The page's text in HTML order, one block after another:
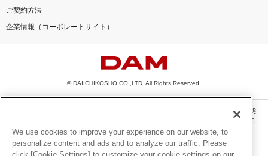
ご契約方法
企業情報（コーポレートサイト）
© DAIICHIKOSHO CO.,LTD. All Rights Reserved.
このサイトに掲載されている一切の文章・画像・写真・動画・音声等を、手段や形態
を問わず、著作権法の定める範囲を超えて無断で複製、転載、ファイル化などするこ
とを禁じます。
楽曲及びコンテンツは、機種によりご利用いただけない場合があります。
We use cookies to improve your experience on our website, to
personalize content and ads and to analyze our traffic. Please